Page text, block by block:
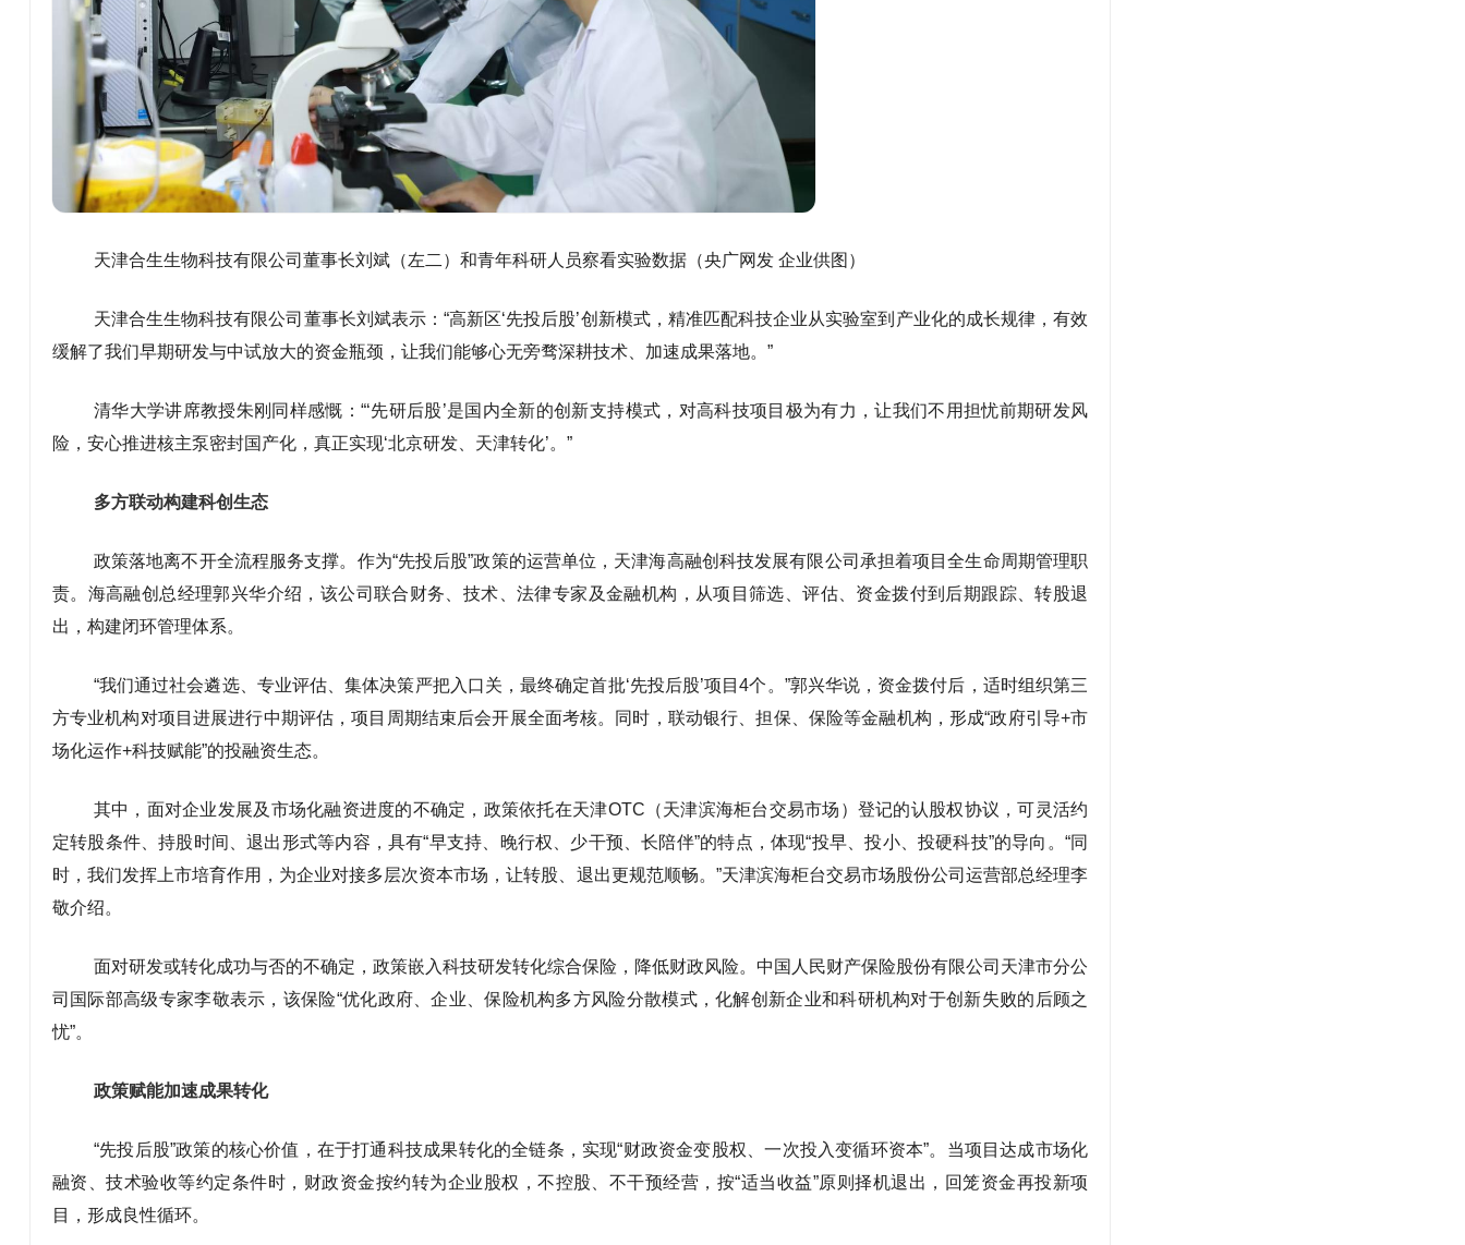
天津合生生物科技有限公司董事长刘斌（左二）和青年科研人员察看实验数据（央广网发 企业供图）
天津合生生物科技有限公司董事长刘斌表示：“高新区‘先投后股’创新模式，精准匹配科技企业从实验室到产业化的成长规律，有效
缓解了我们早期研发与中试放大的资金瓶颈，让我们能够心无旁骛深耕技术、加速成果落地。”
清华大学讲席教授朱刚同样感慨：“‘先研后股’是国内全新的创新支持模式，对高科技项目极为有力，让我们不用担忧前期研发风
险，安心推进核主泵密封国产化，真正实现‘北京研发、天津转化’。”
多方联动构建科创生态
政策落地离不开全流程服务支撑。作为“先投后股”政策的运营单位，天津海高融创科技发展有限公司承担着项目全生命周期管理职
责。海高融创总经理郭兴华介绍，该公司联合财务、技术、法律专家及金融机构，从项目筛选、评估、资金拨付到后期跟踪、转股退
出，构建闭环管理体系。
“我们通过社会遴选、专业评估、集体决策严把入口关，最终确定首批‘先投后股’项目4个。”郭兴华说，资金拨付后，适时组织第三
方专业机构对项目进展进行中期评估，项目周期结束后会开展全面考核。同时，联动银行、担保、保险等金融机构，形成“政府引导+市
场化运作+科技赋能”的投融资生态。
其中，面对企业发展及市场化融资进度的不确定，政策依托在天津OTC（天津滨海柜台交易市场）登记的认股权协议，可灵活约
定转股条件、持股时间、退出形式等内容，具有“早支持、晚行权、少干预、长陪伴”的特点，体现“投早、投小、投硬科技”的导向。“同
时，我们发挥上市培育作用，为企业对接多层次资本市场，让转股、退出更规范顺畅。”天津滨海柜台交易市场股份公司运营部总经理李
敬介绍。
面对研发或转化成功与否的不确定，政策嵌入科技研发转化综合保险，降低财政风险。中国人民财产保险股份有限公司天津市分公
司国际部高级专家李敬表示，该保险“优化政府、企业、保险机构多方风险分散模式，化解创新企业和科研机构对于创新失败的后顾之
忧”。
政策赋能加速成果转化
“先投后股”政策的核心价值，在于打通科技成果转化的全链条，实现“财政资金变股权、一次投入变循环资本”。当项目达成市场化
融资、技术验收等约定条件时，财政资金按约转为企业股权，不控股、不干预经营，按“适当收益”原则择机退出，回笼资金再投新项
目，形成良性循环。